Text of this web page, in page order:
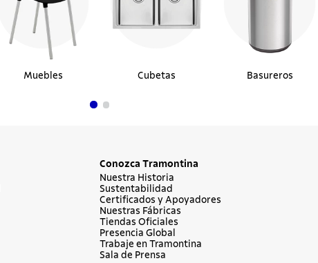
Muebles Cubetas Basureros
Conozca Tramontina
Nuestra Historia
Sustentabilidad
Certificados y Apoyadores
Nuestras Fábricas
Tiendas Oficiales
Presencia Global
Trabaje en Tramontina
Sala de Prensa